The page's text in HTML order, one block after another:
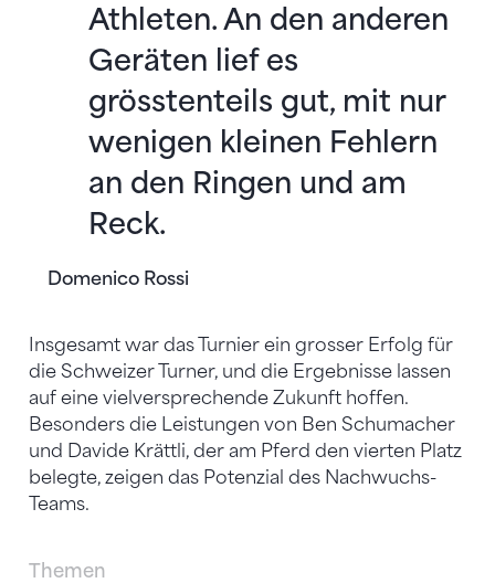
Domenico Rossi
Athleten. An den anderen
Geräten lief es
grösstenteils gut, mit nur
wenigen kleinen Fehlern
an den Ringen und am
Reck.
Insgesamt war das Turnier ein grosser Erfolg für
die Schweizer Turner, und die Ergebnisse lassen
auf eine vielversprechende Zukunft hoffen.
Besonders die Leistungen von Ben Schumacher
und Davide Krättli, der am Pferd den vierten Platz
belegte, zeigen das Potenzial des Nachwuchs-
Teams.
Themen